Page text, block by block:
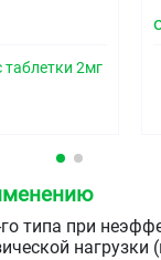
таблетки 2мг
типа при
нагрузки